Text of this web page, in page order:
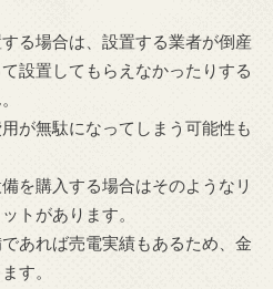
る場合は、設置する業者が倒産
設置してもらえなかったりする
が無駄になってしまう可能性も
を購入する場合はそのようなリ
トがあります。
あれば売電実績もあるため、金
す。